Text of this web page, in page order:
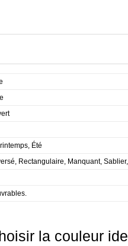
Été
Rectangulaire, Manquant,
la couleur